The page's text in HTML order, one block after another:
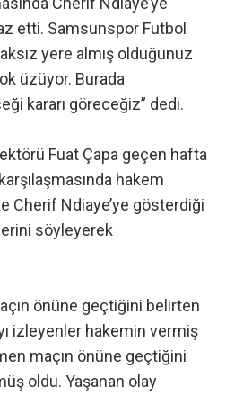
etti. Samsunspor Futbol
yere almış olduğunuz
üzüyor. Burada
kararı göreceğiz” dedi.
Fuat Çapa geçen hafta
hakem
Cherif Ndiaye’ye gösterdiği
söyleyerek
önüne geçtiğini belirten
izleyenler hakemin vermiş
maçın önüne geçtiğini
oldu. Yaşanan olay